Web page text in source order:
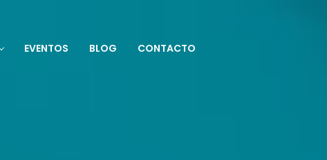
EVENTOS BLOG CONTACTO